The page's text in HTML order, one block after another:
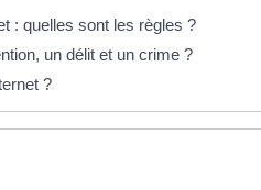
: quelles sont les règles ?
un délit et un crime ?
?